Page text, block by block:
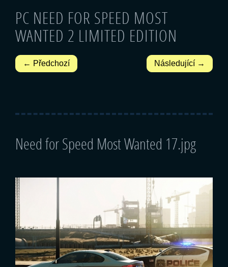
PC NEED FOR SPEED MOST
WANTED 2 LIMITED EDITION
← Předchozí Následující →
Need for Speed Most Wanted 17.jpg